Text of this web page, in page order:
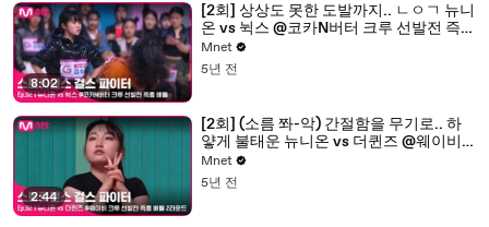
8:02
[2회] 상상도 못한 도발까지.. ㄴㅇㄱ 뉴니
온 vs 뉙스 @코카N버터 크루 선발전 즉흥
배틀
Mnet
5년 전
2:44
[2회] (소름 쫘-악) 간절함을 무기로.. 하
얗게 불태운 뉴니온 vs 더퀸즈 @웨이비
크루 선발전 즉흥 배틀 2라운드
Mnet
5년 전